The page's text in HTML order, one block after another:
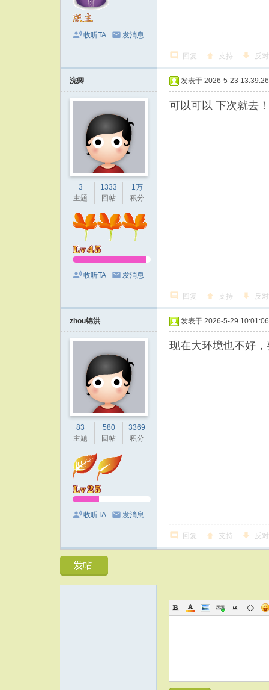
收听TA 发消息
回复 支持 反对
浣卿
3
主题
1333
回帖
1万
积分
收听TA 发消息
发表于 2026-5-23 13:39:26
可以可以 下次就去！
回复 支持 反对
zhou锦洪
83
主题
580
回帖
3369
积分
收听TA 发消息
发表于 2026-5-29 10:01:06
现在大环境也不好
回复 支持 反对